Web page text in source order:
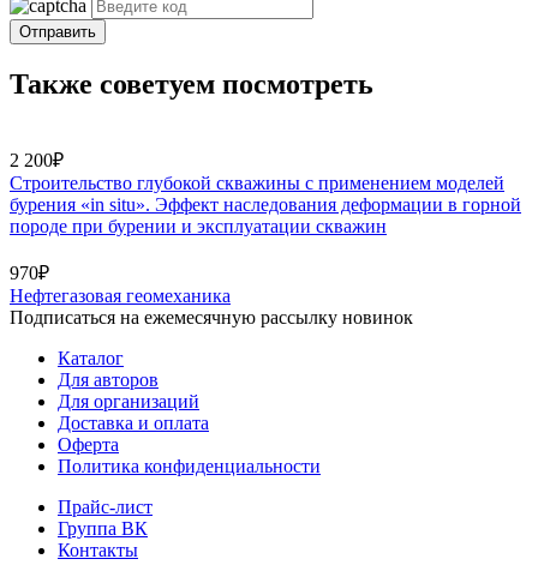
Отправить
Также советуем посмотреть
2 200₽
Строительство глубокой скважины с применением моделей
бурения «in situ». Эффект наследования деформации в горной
породе при бурении и эксплуатации скважин
970₽
Нефтегазовая геомеханика
Подписаться на ежемесячную рассылку новинок
Каталог
Для авторов
Для организаций
Доставка и оплата
Оферта
Политика конфиденциальности
Прайс-лист
Группа ВК
Контакты